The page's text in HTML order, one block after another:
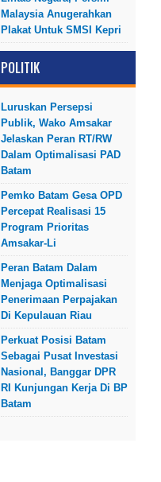
Malaysia Anugerahkan
Plakat Untuk SMSI Kepri
POLITIK
Luruskan Persepsi
Publik, Wako Amsakar
Jelaskan Peran RT/RW
Dalam Optimalisasi PAD
Batam
Pemko Batam Gesa OPD
Percepat Realisasi 15
Program Prioritas
Amsakar-Li
Peran Batam Dalam
Menjaga Optimalisasi
Penerimaan Perpajakan
Di Kepulauan Riau
Perkuat Posisi Batam
Sebagai Pusat Investasi
Nasional, Banggar DPR
RI Kunjungan Kerja Di BP
Batam